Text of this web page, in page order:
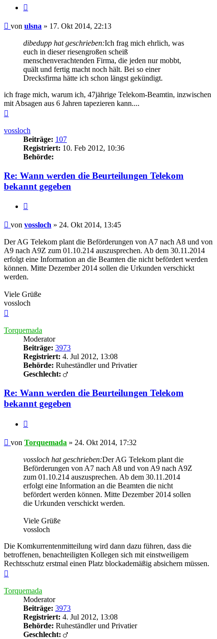
Beitrag
von ulsna » 17. Okt 2014, 22:13
dibedupp hat geschrieben:Ich frag mich ehrlich, was
euch in dieser riesengroßen scheiß
menschenverachtenden Firma, die jeden nur mobbt,
quält und fertig macht noch hält. Bei so einer
Drecksfirma hätte ich schon längst gekündigt.
ich frage mich, warum ich, 47jährige Telekom-Beamtin, inzwischen
mit Absagen aus 6 Jahren tapezieren kann....
vossloch
Beiträge: 107
Registriert: 10. Feb 2012, 10:36
Behörde:
Re: Wann werden die Beurteilungen Telekom
bekannt gegeben
Beitrag
von vossloch » 24. Okt 2014, 13:45
Der AG Telekom plant die Beförderungen von A7 nach A8 und von
A9 nach A9Z zum 01.10.214 auszusprechen. Ab dem 30.11.2014
erfolgt eine Information an die Beamten die nicht befördert werden
können. Mitte Dezember 2014 sollen die Urkunden verschickt
werden.
Viele Grüße
vossloch
Torquemada
Moderator
Beiträge: 3973
Registriert: 4. Jul 2012, 13:08
Behörde: Ruheständler und Privatier
Geschlecht:
Re: Wann werden die Beurteilungen Telekom
bekannt gegeben
Beitrag
von Torquemada » 24. Okt 2014, 17:32
vossloch hat geschrieben:Der AG Telekom plant die
Beförderungen von A7 nach A8 und von A9 nach A9Z
zum 01.10.214 auszusprechen. Ab dem 30.11.2014
erfolgt eine Information an die Beamten die nicht
befördert werden können. Mitte Dezember 2014 sollen
die Urkunden verschickt werden.
Viele Grüße
vossloch
Die Komkurrentenmitteilung wird dann dazu führen, dass die
betroffenen, benachteiligten Kollegen sich mit einstweiligem
Rechtsschutz erstmal einen Platz blockademäßig absichern müssen.
Torquemada
Moderator
Beiträge: 3973
Registriert: 4. Jul 2012, 13:08
Behörde: Ruheständler und Privatier
Geschlecht: